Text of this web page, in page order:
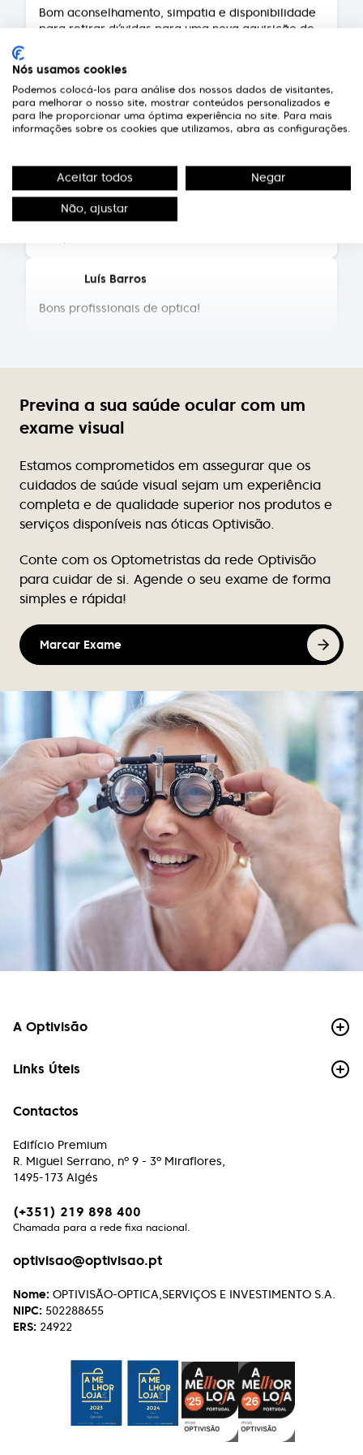
para retirar dúvidas para uma nova aquisição de
troca de lentes para armação. Atendimento
Fernando Neves de Almeida
Técnicos competentes e pessoal extremamente
simpático e atencioso.
Susana Pereira
Equipa muito simpática, profissionais da maior
competência
Excelente atendimento, profissionalismo de quem
modelos dos quais podemos dizer que são mesmo
exclusivos, pois não se vêem em ópticas próximas.
Preços acessíveis.
Rute Teixeira
Excelente atendimento, nunca falha de stock de
produtos para limpeza de lentes contacto.
Victor Luz
Tem bom atendimento e tem melhores as marcas
de óculos.
Nuno Caçote
tantos anos de cliente nunca se atrasaram ou
falharam. Recomendo vivamente
Sandra Santos
Instalações excelentes, funcionários
extremamente competentes e muito simpáticos.
Atendimento de excelência. Recomendo!
Marize Campos
Bom atendimento, preço justo e lentes
impecáveis.
Mariana Oliveira
Precisei de trocar as lentes numa urgência e fui
adequados para a qualidade. Com certeza
voltarei quando precisar. Recomendo!
Atendimento muito profissional, rigor e excelência
Paulo Machado
Excelente atendimento e serviço aos clientes. A
simpatia com que tratam, de forma soberba, de
qualquer reparação faz querer continuar a
escolher lá os próximos óculos!
Rui Caseiro
Uma óptica de excelência, a todos os níveis!
Recomendo!!!
Previna a sua saúde ocular com um
exame visual
Estamos comprometidos em assegurar que os
cuidados de saúde visual sejam um experiência
completa e de qualidade superior nos produtos e
serviços disponíveis nas óticas Optivisão.
Conte com os Optometristas da rede Optivisão
para cuidar de si. Agende o seu exame de forma
simples e rápida!
Marcar Exame
A Optivisão
Links Úteis
Contactos
Edifício Premium
R. Miguel Serrano, nº 9 - 3º Miraflores,
1495-173 Algés
(+351) 219 898 400
Chamada para a rede fixa nacional.
optivisao@optivisao.pt
Nome: OPTIVISÃO-OPTICA,SERVIÇOS E INVESTIMENTO S.A.
NIPC: 502288655
ERS: 24922
Nós usamos cookies
Podemos colocá-los para análise dos nossos dados de visitantes,
para melhorar o nosso site, mostrar conteúdos personalizados e
para lhe proporcionar uma óptima experiência no site. Para mais
informações sobre os cookies que utilizamos, abra as configurações.
Aceitar todos Negar
Não, ajustar